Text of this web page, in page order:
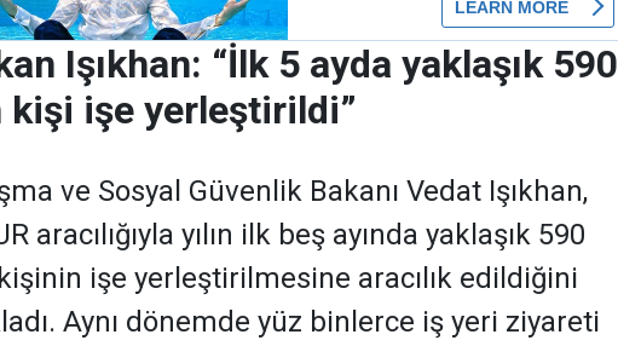
Işıkhan: “İlk 5 ayda yaklaşık 590
kişi işe yerleştirildi”
ve Sosyal Güvenlik Bakanı Vedat Işıkhan,
aracılığıyla yılın ilk beş ayında yaklaşık 590
işe yerleştirilmesine aracılık edildiğini
Aynı dönemde yüz binlerce iş yeri ziyareti